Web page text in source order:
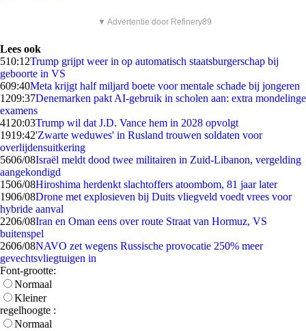
▼ Advertentie door Refinery89
Lees ook
510:12Trump grijpt weer in op automatisch staatsburgerschap bij
geboorte in VS
609:40Meta krijgt half miljard boete voor mentale schade bij jongeren
1209:37Denemarken pakt AI-gebruik in scholen aan: extra mondelinge
examens
41 20:03Trump wil dat J.D. Vance hem in 2028 opvolgt
1919:42'Zwarte weduwes' in Rusland trouwen soldaten voor
overlijdensuitkering
5606/08Israël meldt dood twee militairen in Zuid-Libanon, vergelding
aangekondigd
1506/08Hiroshima herdenkt slachtoffers atoombom, 81 jaar later
1906/08Drone met explosieven bij Duits vliegveld voedt vrees voor
hybride aanval
2206/08Iran en Oman eens over route Straat van Hormuz, VS
buitenspel
2606/08NAVO zet wegens Russische provocatie 250% meer
gevechtsvliegtuigen in
Font-grootte:
Normaal
Kleiner
regelhoogte :
Normaal